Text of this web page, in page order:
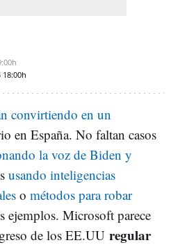
18:00h
convirtiendo en un
en España. No faltan casos
la voz de Biden y
usando inteligencias
o métodos para robar
ejemplos. Microsoft parece
de los EE.UU regular